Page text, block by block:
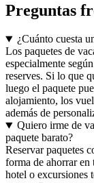
Preguntas
¿Cuánto cuesta
Los paquetes de
especialmente
reserves. Si lo que
luego el paquete
alojamiento, los
además de
Quiero irme de
paquete barato?
Reservar paquetes
forma de ahorrar en
hotel o excursiones